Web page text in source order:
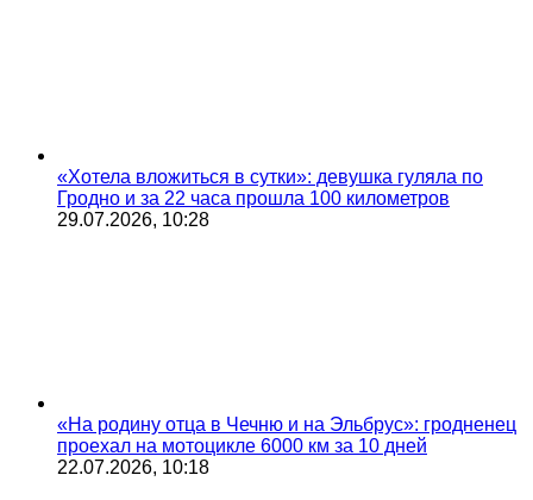
«Хотела вложиться в сутки»: девушка гуляла по
Гродно и за 22 часа прошла 100 километров
29.07.2026, 10:28
«На родину отца в Чечню и на Эльбрус»: гродненец
проехал на мотоцикле 6000 км за 10 дней
22.07.2026, 10:18